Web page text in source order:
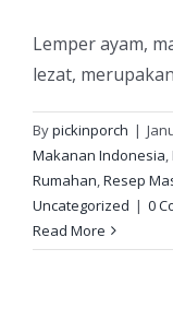
Lemper ayam,
lezat,
Bypickinporch |
Makanan Indonesia,
Rumahan,Resep
Uncategorized | 0
Read More